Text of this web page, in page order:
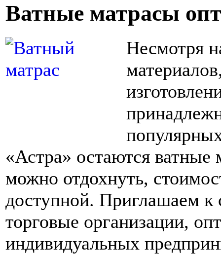
Ватные матрасы
Несмотря
«Астра» остаются
можно отдохнуть,
доступной. Приглашаем к
торговые организации,
индивидуальных